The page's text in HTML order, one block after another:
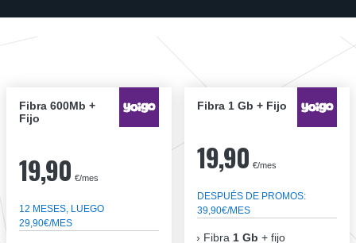
Fibra 600Mb +
Fijo
19,90 €/mes
12 MESES, LUEGO
29,90€/MES
Fibra 1 Gb + Fijo
19,90 €/mes
DESPUÉS DE PROMOS:
39,90€/MES
Fibra 1 Gb + fijo